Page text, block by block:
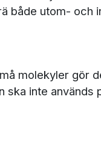
både utom- och
molekyler gör
inte används